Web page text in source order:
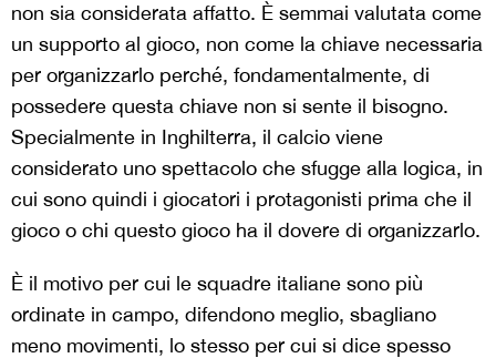
non sia considerata affatto. È semmai valutata come
un supporto al gioco, non come la chiave necessaria
per organizzarlo perché, fondamentalmente, di
possedere questa chiave non si sente il bisogno.
Specialmente in Inghilterra, il calcio viene
considerato uno spettacolo che sfugge alla logica, in
cui sono quindi i giocatori i protagonisti prima che il
gioco o chi questo gioco ha il dovere di organizzarlo.
È il motivo per cui le squadre italiane sono più
ordinate in campo, difendono meglio, sbagliano
meno movimenti, lo stesso per cui si dice spesso